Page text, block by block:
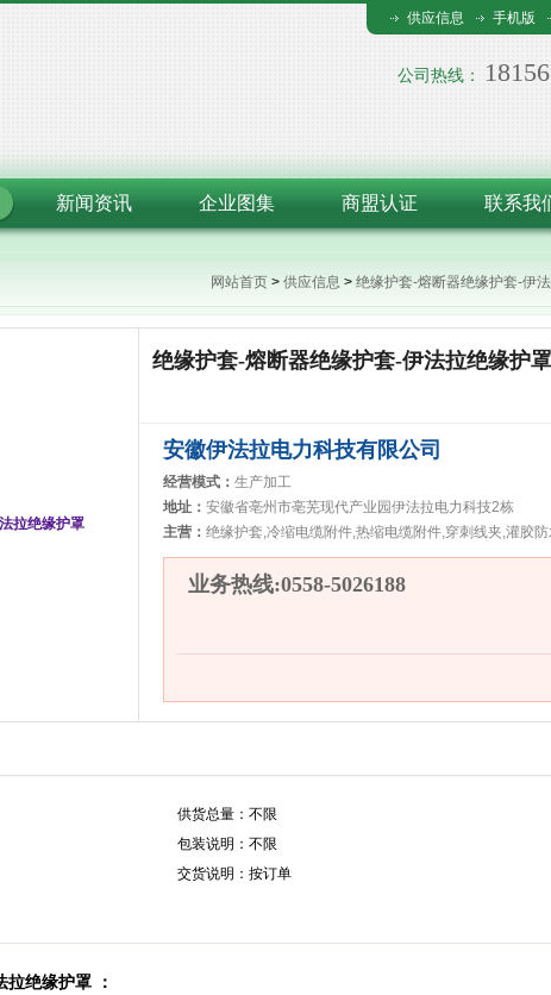
供应信息 手机版
公司热线：
新闻资讯 企业图集 商盟认证 联系我
网站首页 > 供应信息 > 绝缘护套-熔断器绝缘护套-伊
绝缘护套-熔断器绝缘护套-伊法拉绝缘护罩
安徽伊法拉电力科技有限公司
经营模式： 生产加工
地址： 安徽省亳州市亳芜现代产业园伊法拉电力科技2栋
主营： 绝缘护套,冷缩电缆附件,热缩电缆附件,穿刺线夹,灌胶防
业务热线:0558-5026188
供货总量：不限
包装说明：不限
交货说明：按订单
绝缘护罩 ：